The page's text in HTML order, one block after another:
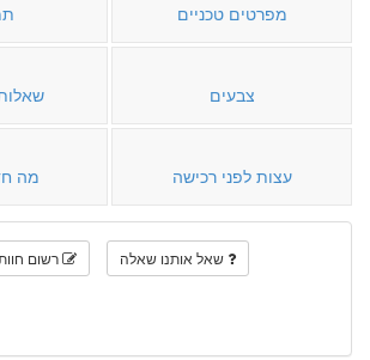
מפרטים טכניים
צבעים
עצות לפני רכישה מה חדש
שאל אותנו שאלה רשום